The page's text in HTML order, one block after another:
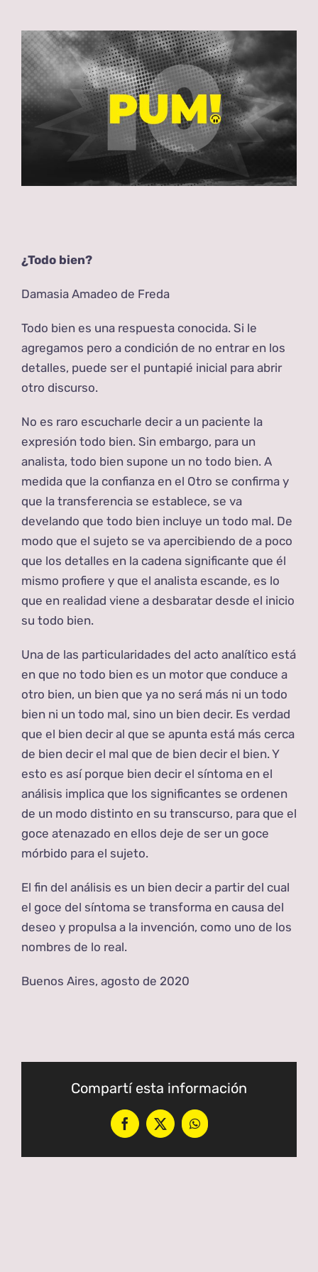
View
Larger
Image
¿Todo bien?
Damasia Amadeo de Freda
Todo bien es una respuesta conocida. Si le
agregamos pero a condición de no entrar en los
detalles, puede ser el puntapié inicial para abrir
otro discurso.
No es raro escucharle decir a un paciente la
expresión todo bien. Sin embargo, para un
analista, todo bien supone un no todo bien. A
medida que la confianza en el Otro se confirma y
que la transferencia se establece, se va
develando que todo bien incluye un todo mal. De
modo que el sujeto se va apercibiendo de a poco
que los detalles en la cadena significante que él
mismo profiere y que el analista escande, es lo
que en realidad viene a desbaratar desde el inicio
su todo bien.
Una de las particularidades del acto analítico está
en que no todo bien es un motor que conduce a
otro bien, un bien que ya no será más ni un todo
bien ni un todo mal, sino un bien decir. Es verdad
que el bien decir al que se apunta está más cerca
de bien decir el mal que de bien decir el bien. Y
esto es así porque bien decir el síntoma en el
análisis implica que los significantes se ordenen
de un modo distinto en su transcurso, para que el
goce atenazado en ellos deje de ser un goce
mórbido para el sujeto.
El fin del análisis es un bien decir a partir del cual
el goce del síntoma se transforma en causa del
deseo y propulsa a la invención, como uno de los
nombres de lo real.
Buenos Aires, agosto de 2020
Compartí esta información
Facebook
X WhatsApp